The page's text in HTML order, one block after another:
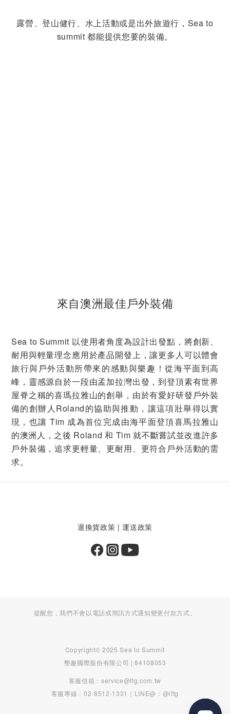
露營、登山健行、水上活動或是出外旅遊行，Sea to
summit 都能提供您要的裝備。
來自澳洲最佳戶外裝備
Sea to Summit 以使用者角度為設計出發點，將創新、
耐用與輕量理念應用於產品開發上，讓更多人可以體會
旅行與戶外活動所帶來的感動與樂趣！從海平面到高
峰，靈感源自於一段由孟加拉灣出發，到登頂素有世界
屋脊之稱的喜瑪拉雅山的創舉，由於有愛好研發戶外裝
備的創辦人Roland的協助與推動，讓這項壯舉得以實
現，也讓 Tim 成為首位完成由海平面登頂喜馬拉雅山
的澳洲人，之後 Roland 和 Tim 就不斷嘗試並改進許多
戶外裝備，追求更輕量、更耐用、更符合戶外活動的需
求。
退換貨政策 |運送政策
提醒您，我們不會以電話或簡訊方式通知變更付款方式。
Copyright© 2025 Sea to Summit
墾趣國際股份有限公司 | 84108053
客服信箱：service@ftg.com.tw
客服專線：02-8512-1331｜LINE@：@iftg